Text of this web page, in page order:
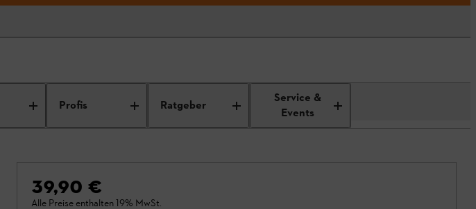
Profis Ratgeber
Service &
Events
39,90 €
Alle Preise enthalten 19% MwSt.